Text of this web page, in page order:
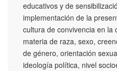
educativos y de
implementación de la
cultura de convivencia en la
materia de raza, sexo,
de género, orientación
ideología política, nivel